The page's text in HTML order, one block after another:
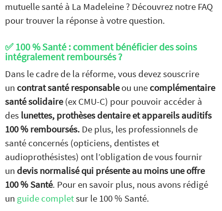
mutuelle santé à La Madeleine ? Découvrez notre FAQ
pour trouver la réponse à votre question.
✅ 100 % Santé : comment bénéficier des soins
intégralement remboursés ?
Dans le cadre de la réforme, vous devez souscrire
un contrat santé responsableou une complémentaire
santé solidaire(ex CMU-C) pour pouvoir accéder à
des lunettes, prothèses dentaire et appareils auditifs
100 % remboursés. De plus, les professionnels de
santé concernés (opticiens, dentistes et
audioprothésistes) ont l’obligation de vous fournir
un devis normalisé qui présente au moins une offre
100 % Santé. Pour en savoir plus, nous avons rédigé
un guide completsur le 100 % Santé.